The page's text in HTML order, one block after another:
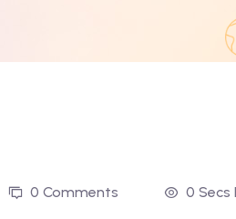
0 Comments 0 Secs